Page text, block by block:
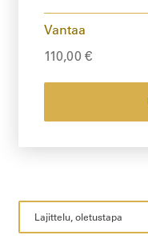
Vantaa
110,00 €